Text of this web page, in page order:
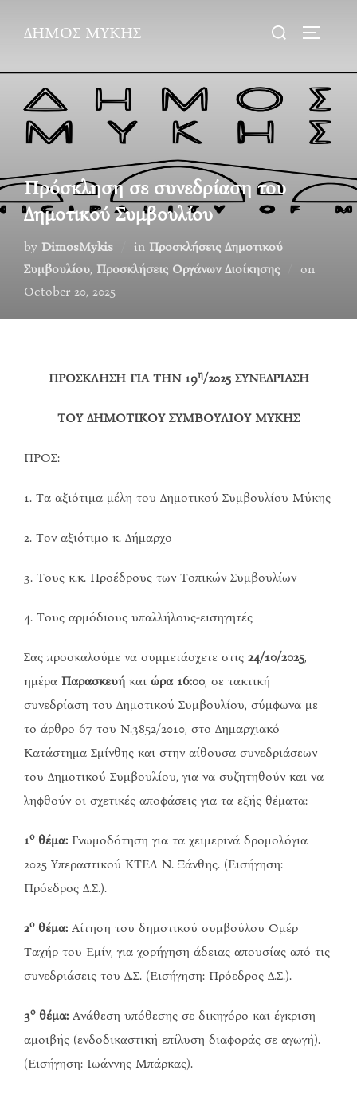
ΔΗΜΟΣ ΜΥΚΗΣ
Search
Πρόσκληση σε συνεδρίαση του
Δημοτικού Συμβουλίου
by DimosMykis in Προσκλήσεις Δημοτικού
Συμβουλίου, Προσκλήσεις Οργάνων Διοίκησης on
October 20, 2025
ΠΡΟΣΚΛΗΣΗ ΓΙΑ ΤΗΝ 19η/2025 ΣΥΝΕΔΡΙΑΣΗ
ΤΟΥ ΔΗΜΟΤΙΚΟΥ ΣΥΜΒΟΥΛΙΟΥ ΜΥΚΗΣ
ΠΡΟΣ:
1. Τα αξιότιμα μέλη του Δημοτικού Συμβουλίου Μύκης
2. Τον αξιότιμο κ. Δήμαρχο
3. Τους κ.κ. Προέδρους των Τοπικών Συμβουλίων
4. Τους αρμόδιους υπαλλήλους-εισηγητές
Σας προσκαλούμε να συμμετάσχετε στις 24/10/2025,
ημέρα Παρασκευή και ώρα 16:00, σε τακτική
συνεδρίαση του Δημοτικού Συμβουλίου, σύμφωνα με
το άρθρο 67 του Ν.3852/2010, στο Δημαρχιακό
Κατάστημα Σμίνθης και στην αίθουσα συνεδριάσεων
του Δημοτικού Συμβουλίου, για να συζητηθούν και να
ληφθούν οι σχετικές αποφάσεις για τα εξής θέματα:
1οθέμα: Γνωμοδότηση για τα χειμερινά δρομολόγια
2025 Υπεραστικού ΚΤΕΛ Ν. Ξάνθης. (Εισήγηση:
Πρόεδρος Δ.Σ.).
2οθέμα: Αίτηση του δημοτικού συμβούλου Ομέρ
Ταχήρ του Εμίν, για χορήγηση άδειας απουσίας από τις
συνεδριάσεις του Δ.Σ. (Εισήγηση: Πρόεδρος Δ.Σ.).
3οθέμα: Ανάθεση υπόθεσης σε δικηγόρο και έγκριση
αμοιβής (ενδοδικαστική επίλυση διαφοράς σε αγωγή).
(Εισήγηση: Ιωάννης Μπάρκας).